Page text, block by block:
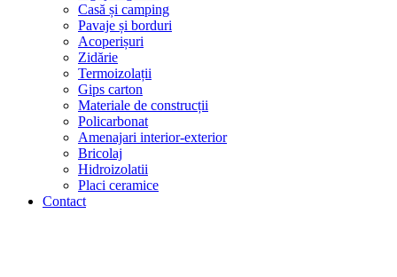
Casă și camping
Pavaje și borduri
Acoperișuri
Zidărie
Termoizolații
Gips carton
Materiale de construcții
Policarbonat
Amenajari interior-exterior
Bricolaj
Hidroizolatii
Placi ceramice
Contact